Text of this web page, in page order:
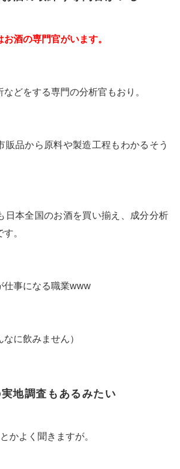
お酒の専門官がいます。
などをする専門の分析官もおり。
販品から原料や製造工程もわかるそう
日本全国のお酒を買い揃え、成分分析
。
仕事になる職業www
なに飲みません）
地調査もあるみたい
かよく聞きますが。